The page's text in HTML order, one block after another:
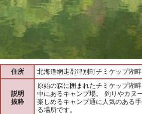
住所 北海道網走郡津別町チミケップ湖畔
説明
抜粋
原始の森に囲まれたチミケップ湖
中にあるキャンプ場。 釣りやカヌ
楽しめるキャンプ通に人気のある
る場所です。